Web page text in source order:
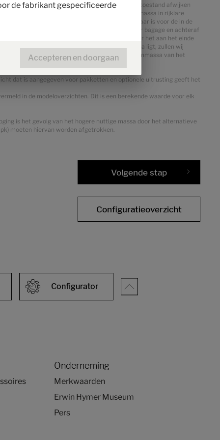
kan het feitelijk gewogen massa in rijklare toestand afwijken
bereik in kilo's staat tussen haakjes na het massa in rijklare
het maximumgewicht te bepalen dat beschikbaar is voor de in de
het wettelijk voorgeschreven vrije gewicht voor bagage en achteraf
af fabriek kan alleen worden bepaald wanneer het aan het einde
onder de minimale nuttige massa ligt, zullen wij
verwijderen. De technisch toelaatbare maximummassa van het
dat is aangegeven voor pakketten en optionele uitrusting geeft het
in de modeloverzichten. Dit is een berekende waarde voor elk
is het gevolg van het hogere nuttige massa door het alternatieve
moeten hiervan worden afgetrokken.
Volgende stap
Configuratieoverzicht
Configurator
Onderneming
Merkwaarden
Erwin Hymer Museum
Pers
de fabrikant gespecificeerde
Accepteren en doorgaan